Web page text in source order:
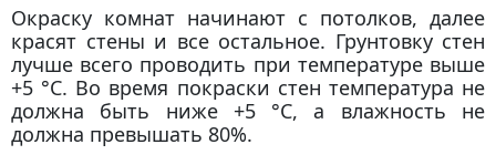
Окраску комнат начинают с потолков, далее
красят стены и все остальное. Грунтовку стен
лучше всего проводить при температуре выше
+5 °C. Во время покраски стен температура не
должна быть ниже +5 °С, а влажность не
должна превышать 80%.